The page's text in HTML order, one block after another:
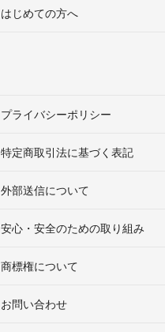
はじめての方へ
プライバシーポリシー
特定商取引法に基づく表記
外部送信について
安心・安全のための取り組み
商標権について
お問い合わせ